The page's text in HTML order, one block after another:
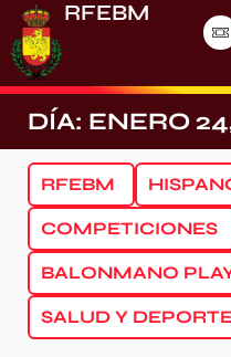
RFEBM
DÍA: ENERO
RFEBM
COMPETICIONES
BALONMANO
SALUD Y